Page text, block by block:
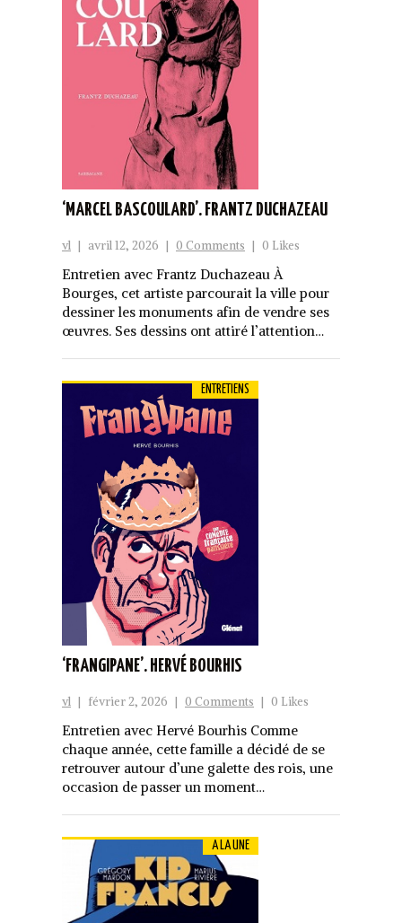
‘MARCEL BASCOULARD’. FRANTZ DUCHAZEAU
vl | avril 12, 2026 | 0 Comments | 0 Likes
Entretien avec Frantz Duchazeau À
Bourges, cet artiste parcourait la ville pour
dessiner les monuments afin de vendre ses
œuvres. Ses dessins ont attiré l’attention…
ENTRETIENS
‘FRANGIPANE’. HERVÉ BOURHIS
vl | février 2, 2026 | 0 Comments | 0 Likes
Entretien avec Hervé Bourhis Comme
chaque année, cette famille a décidé de se
retrouver autour d’une galette des rois, une
occasion de passer un moment…
A LA UNE